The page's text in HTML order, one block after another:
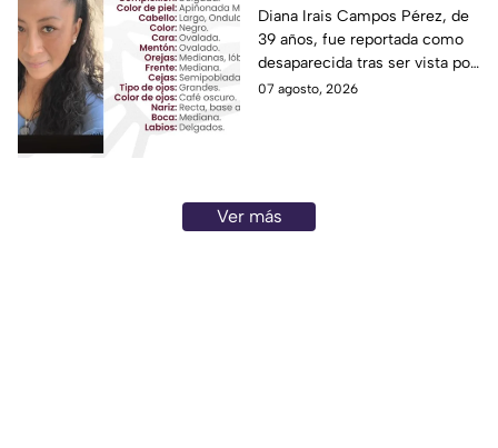
por última vez en la
ciudad de Puebla
Diana Irais Campos Pérez, de
39 años, fue reportada como
desaparecida tras ser vista por
última vez el 6 de agosto en
07 agosto, 2026
Ver más